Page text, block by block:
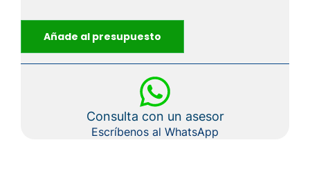
Añade al presupuesto
Consulta con un asesor
Escríbenos al WhatsApp